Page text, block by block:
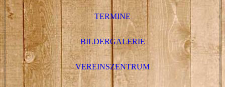
TERMINE
BILDERGALERIE
VEREINSZENTRUM